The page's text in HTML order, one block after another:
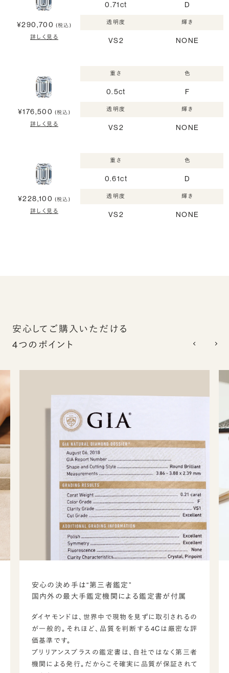
¥290,700 (税込)
詳しく見る
0.71ct D
透明度
VS2
輝き
NONE
¥176,500 (税込)
詳しく見る
重さ
0.5ct
色
F
透明度
VS2
輝き
NONE
¥228,100 (税込)
詳しく見る
重さ
0.61ct
色
D
透明度
VS2
輝き
NONE
安心してご購入いただける
4つのポイント
安心の決め手は“第三者鑑定”
国内外の最大手鑑定機関による鑑定書が付属
ダイヤモンドは、世界中で現物を見ずに取引されるの
が一般的。それほど、品質を判断する4Cは厳密な評
価基準です。
ブリリアンスプラスの鑑定書は、自社ではなく第三者
機関による発行。だからこそ確実に品質が保証されて